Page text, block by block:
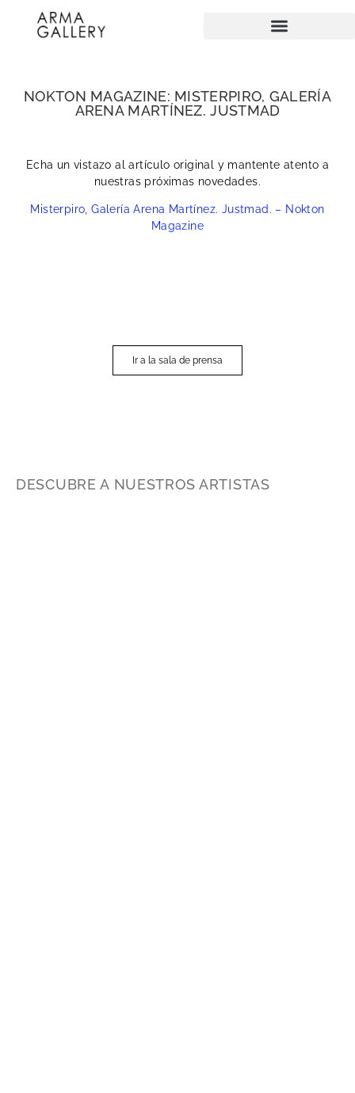
NOKTON MAGAZINE: MISTERPIRO, GALERÍA
ARENA MARTÍNEZ. JUSTMAD
Echa un vistazo al artículo original y mantente atento a
nuestras próximas novedades.
Misterpiro, Galería Arena Martínez. Justmad. – Nokton
Magazine
Ir a la sala de prensa
DESCUBRE A NUESTROS ARTISTAS